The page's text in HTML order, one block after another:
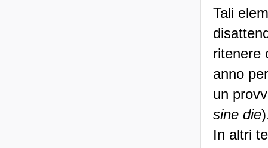
Tali
ritenere
anno
un
sine die
In altri